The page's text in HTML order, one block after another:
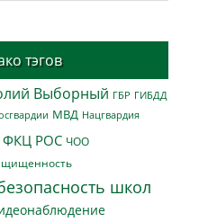
тэгов
Выборный ГБР ГИБДД
МВД Нацгвардия
ФКЦ РОС ЧОО
школ